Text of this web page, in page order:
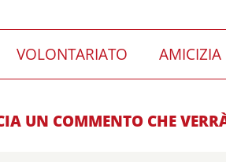
VOLONTARIATO AMICIZIA
UN COMMENTO CHE